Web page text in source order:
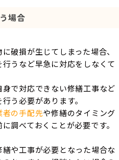
場合
破損が生じてしまった場合、
行うなど早急に対応をしなくて
で対応できない修繕工事など
う必要があります。
者の手配先や修繕のタイミング
調べておくことが必要です。
や工事が必要となった場合な